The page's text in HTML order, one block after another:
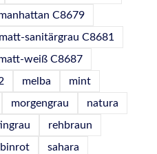
C8679
matt-sanitärgrau C8681
weiß C8687
melba
mint
morgengrau
natura
rehbraun
sahara